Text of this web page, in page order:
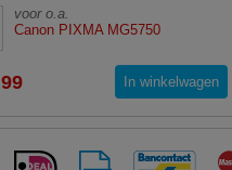
voor o.a.
Canon PIXMA MG5750
In winkelwagen